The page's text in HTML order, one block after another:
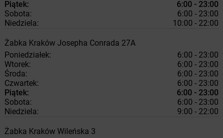
Piątek:
6:00 - 23:00
Sobota:
6:00 - 23:00
Niedziela:
10:00 - 22:00
Żabka Kraków Josepha Conrada 27A
Poniedziałek:
6:00 - 23:00
Wtorek:
6:00 - 23:00
Środa:
6:00 - 23:00
Czwartek:
6:00 - 23:00
Piątek:
6:00 - 23:00
Sobota:
6:00 - 23:00
Niedziela:
9:00 - 22:00
Żabka Kraków Wileńska 3